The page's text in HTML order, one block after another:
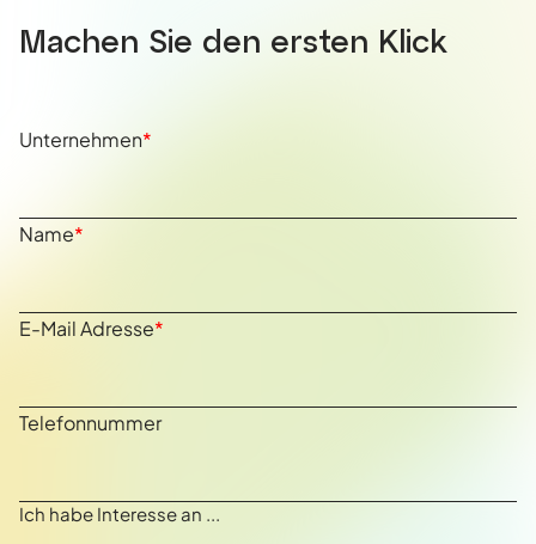
Machen Sie den ersten Klick
Unternehmen*
Name*
E-Mail Adresse*
Telefonnummer
Ich habe Interesse an ...